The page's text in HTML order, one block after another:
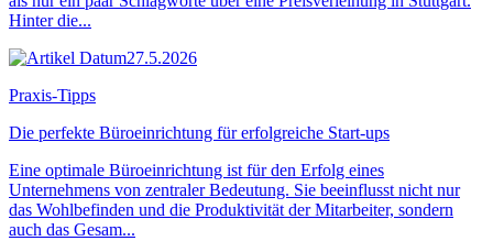
Hinter die...
27.5.2026
Praxis-Tipps
Die perfekte Büroeinrichtung für erfolgreiche Start-ups
Eine optimale Büroeinrichtung ist für den Erfolg eines
Unternehmens von zentraler Bedeutung. Sie beeinflusst nicht nur
das Wohlbefinden und die Produktivität der Mitarbeiter, sondern
auch das Gesam...